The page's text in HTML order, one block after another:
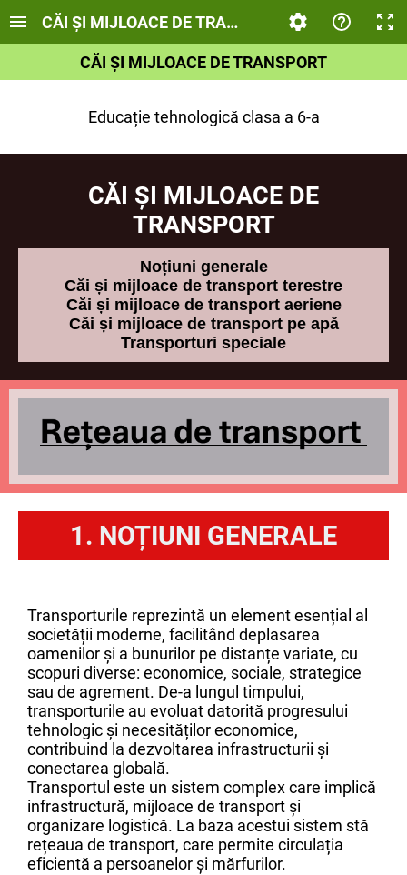
CĂI ȘI MIJLOACE DE TRANSPORT
CĂI ŞI MIJLOACE DE TRANSPORT
Educație tehnologică clasa a 6-a
CĂI ŞI MIJLOACE DE
TRANSPORT
Noțiuni generale
Căi și mijloace de transport terestre
Căi și mijloace de transport aeriene
Căi și mijloace de transport pe apă
Transporturi speciale
1. NOȚIUNI GENERALE
Transporturile reprezintă un element esențial al
societății moderne, facilitând deplasarea
oamenilor și a bunurilor pe distanțe variate, cu
scopuri diverse: economice, sociale, strategice
sau de agrement. De-a lungul timpului,
transporturile au evoluat datorită progresului
tehnologic și necesităților economice,
contribuind la dezvoltarea infrastructurii și
conectarea globală.
Transportul este un sistem complex care implică
infrastructură, mijloace de transport și
organizare logistică. La baza acestui sistem stă
rețeaua de transport, care permite circulația
eficientă a persoanelor și mărfurilor.